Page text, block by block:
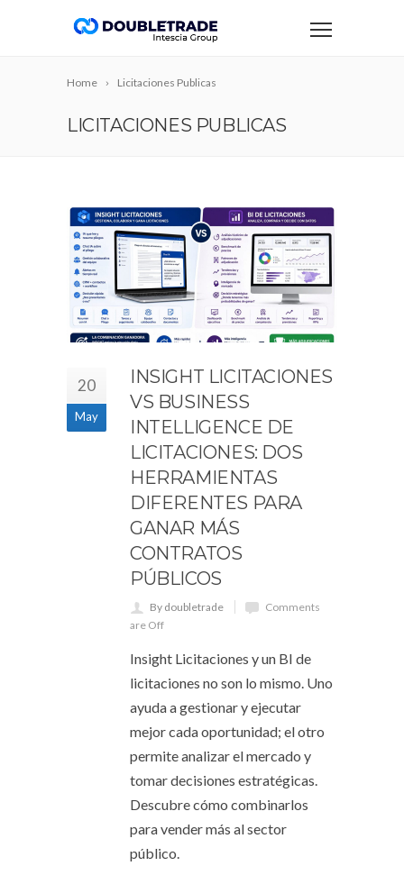
Home Licitaciones Publicas
LICITACIONES PUBLICAS
20
May
INSIGHT LICITACIONES
VS BUSINESS
INTELLIGENCE DE
LICITACIONES: DOS
HERRAMIENTAS
DIFERENTES PARA
GANAR MÁS
CONTRATOS
PÚBLICOS
By doubletrade
Comments
are Off
Insight Licitaciones y un BI de
licitaciones no son lo mismo. Uno
ayuda a gestionar y ejecutar
mejor cada oportunidad; el otro
permite analizar el mercado y
tomar decisiones estratégicas.
Descubre cómo combinarlos
para vender más al sector
público.